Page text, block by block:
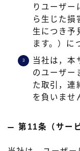
りユーザー
ら生じた損
生につき予
ます。）に
当社は，本
のユーザー
た取引，連
を負いませ
第11条（サー